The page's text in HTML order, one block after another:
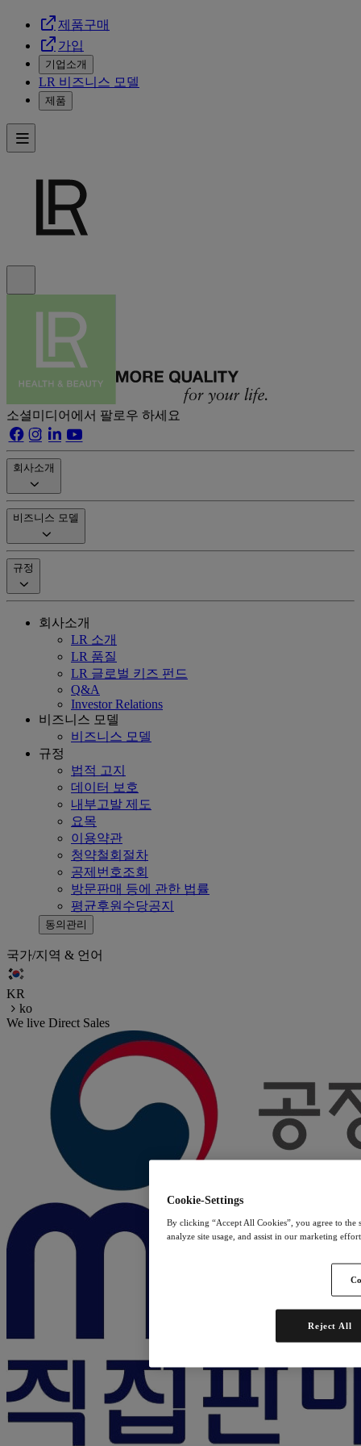
제품구매
가입
기업소개
LR 비즈니스 모델
제품
소셜미디어에서 팔로우 하세요
회사소개
비즈니스 모델
규정
회사소개
LR 소개
LR 품질
LR 글로벌 키즈 펀드
Q&A
Investor Relations
비즈니스 모델
비즈니스 모델
규정
법적 고지
데이터 보호
내부고발 제도
요목
이용약관
청약철회절차
공제번호조회
방문판매 등에 관한 법률
평균후원수당공지
동의관리
국가/지역 & 언어
KR
ko
We live Direct Sales
Cookie-Settings
By clicking “Accept All Cookies”, you agree to
analyze site usage, and assist in our marketing
Reject All